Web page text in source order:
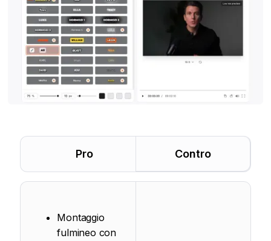
Pro Contro
Montaggio
fulmineo con